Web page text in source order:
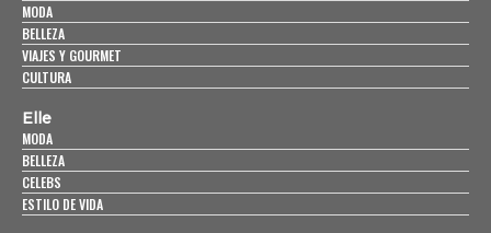
MODA
BELLEZA
VIAJES Y GOURMET
CULTURA
Elle
MODA
BELLEZA
CELEBS
ESTILO DE VIDA